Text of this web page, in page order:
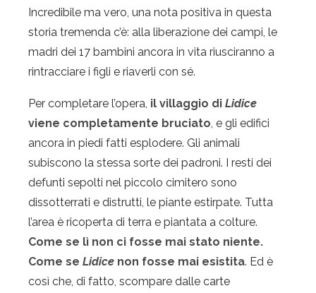
Incredibile ma vero, una nota positiva in questa
storia tremenda c’è: alla liberazione dei campi, le
madri dei 17 bambini ancora in vita riusciranno a
rintracciare i figli e riaverli con sé.
Per completare l’opera, il villaggio di Lidice
viene completamente bruciato, e gli edifici
ancora in piedi fatti esplodere. Gli animali
subiscono la stessa sorte dei padroni. I resti dei
defunti sepolti nel piccolo cimitero sono
dissotterrati e distrutti, le piante estirpate. Tutta
l’area è ricoperta di terra e piantata a colture.
Come se lì non ci fosse mai stato niente.
Come se Lidice non fosse mai esistita. Ed è
così che, di fatto, scompare dalle carte